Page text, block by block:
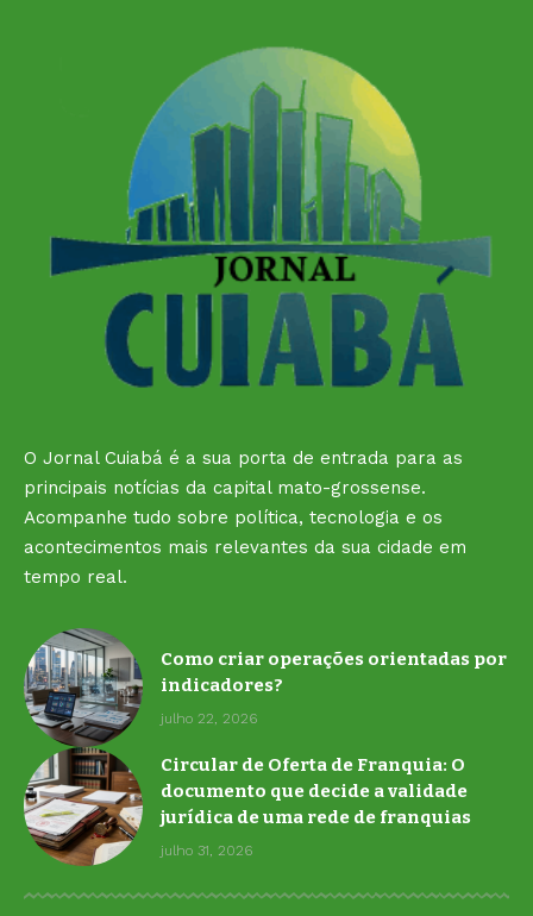
O Jornal Cuiabá é a sua porta de entrada para as
principais notícias da capital mato-grossense.
Acompanhe tudo sobre política, tecnologia e os
acontecimentos mais relevantes da sua cidade em
tempo real.
Como criar operações orientadas por
indicadores?
julho 22, 2026
Circular de Oferta de Franquia: O
documento que decide a validade
jurídica de uma rede de franquias
julho 31, 2026